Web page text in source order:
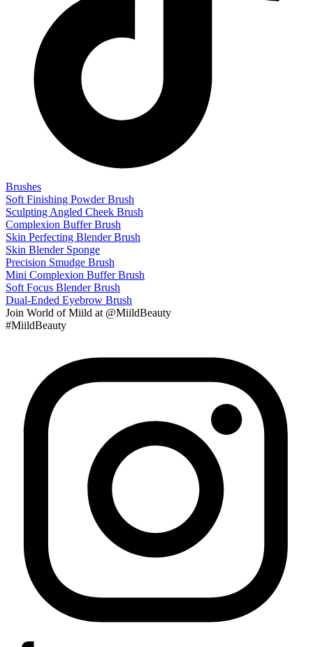
Brushes
Soft Finishing Powder Brush
Sculpting Angled Cheek Brush
Complexion Buffer Brush
Skin Perfecting Blender Brush
Skin Blender Sponge
Precision Smudge Brush
Mini Complexion Buffer Brush
Soft Focus Blender Brush
Dual-Ended Eyebrow Brush
Join World of Miild at @MiildBeauty
#MiildBeauty